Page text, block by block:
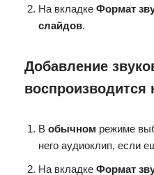
На вкладке Формат
слайдов.
Добавление
воспроизводится
В обычном режиме
него аудиоклип, если
На вкладке Формат